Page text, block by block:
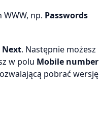
np. Passwords
Next. Następnie możesz
w polu Mobile number
pobrać wersję